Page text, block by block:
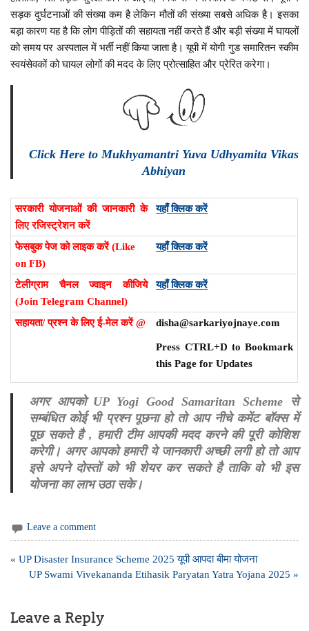
सड़क दुर्घटनाओं की संख्या कम है लेकिन मौतों की संख्या सबसे अधिक है। इसका
बड़ा कारण यह है कि लोग पीड़ितों की सहायता नहीं करते हैं और बड़ी संख्या में घायलों
को समय पर अस्पताल में भर्ती नहीं किया जाता है। यूपी में योगी गुड समारितन स्कीम
स्वयंसेवकों को घायल लोगों की मदद के लिए प्रोत्साहित और प्रेरित करेगा।
Click Here to Mukhyamantri Yuva Udhyamita Vikas
Abhiyan
सरकारी योजनाओं की जानकारी के
लिए रजिस्ट्रेशन करें
यहाँ क्लिक करें
फेसबुक पेज को लाइक करें (Like
on FB)
यहाँ क्लिक करें
टेलीग्राम चैनल ज्वाइन कीजिये
(Join Telegram Channel)
यहाँ क्लिक करें
सहायता/ प्रश्न के लिए ई-मेल करें @ disha@sarkariyojnaye.com
Press CTRL+D to Bookmark
this Page for Updates
अगर आपको UP Yogi Good Samaritan Scheme से
सम्बंधित कोई भी प्रश्न पूछना हो तो आप नीचे कमेंट बॉक्स में
पूछ सकते है , हमारी टीम आपकी मदद करने की पूरी कोशिश
करेगी। अगर आपको हमारी ये जानकारी अच्छी लगी हो तो आप
इसे अपने दोस्तों को भी शेयर कर सकते है ताकि वो भी इस
योजना का लाभ उठा सके।
Leave a comment
Post
navigation
« UP Disaster Insurance Scheme 2025 यूपी आपदा बीमा योजना
UP Swami Vivekananda Etihasik Paryatan Yatra Yojana 2025 »
Leave a Reply